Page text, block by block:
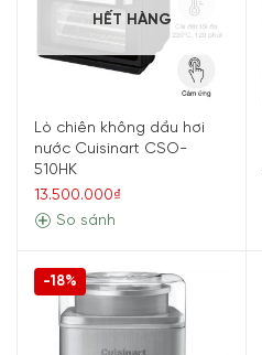
HẾT HÀNG
Lò chiên không dầu hơi
nước Cuisinart CSO-
510HK
13.500.000₫
So sánh
-18%